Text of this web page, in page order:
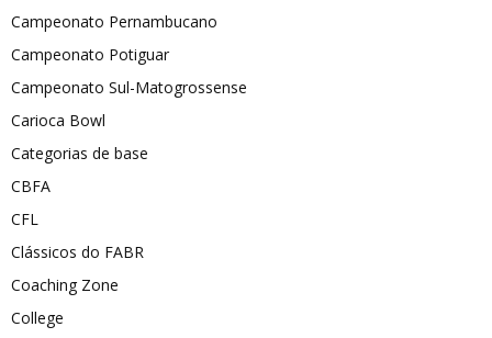
Campeonato Pernambucano
Campeonato Potiguar
Campeonato Sul-Matogrossense
Carioca Bowl
Categorias de base
CBFA
CFL
Clássicos do FABR
Coaching Zone
College